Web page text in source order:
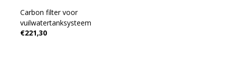
Carbon filter voor
vuilwatertanksysteem
€221,30